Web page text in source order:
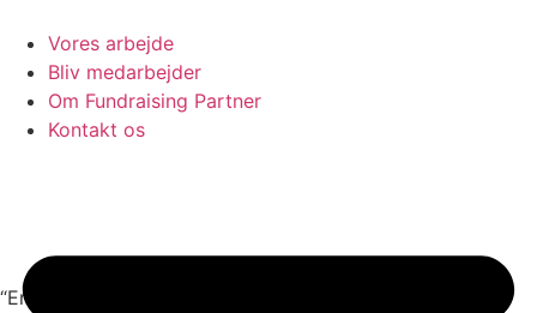
Videre
Vores arbejde
Bliv medarbejder
Om Fundraising Partner
Kontakt os
“En arbejdsplads, der passer til DIN hverdag”